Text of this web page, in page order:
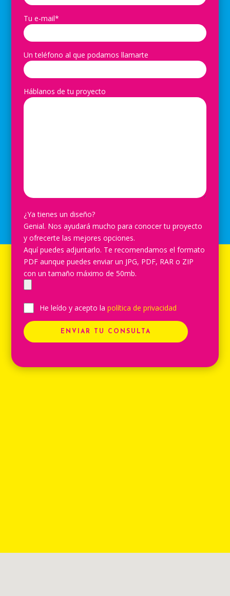
Tu e-mail*
Un teléfono al que podamos llamarte
Háblanos de tu proyecto
¿Ya tienes un diseño?
Genial. Nos ayudará mucho para conocer tu proyecto
y ofrecerte las mejores opciones.
Aquí puedes adjuntarlo. Te recomendamos el formato
PDF aunque puedes enviar un JPG, PDF, RAR o ZIP
con un tamaño máximo de 50mb.
He leído y acepto lapolítica de privacidad